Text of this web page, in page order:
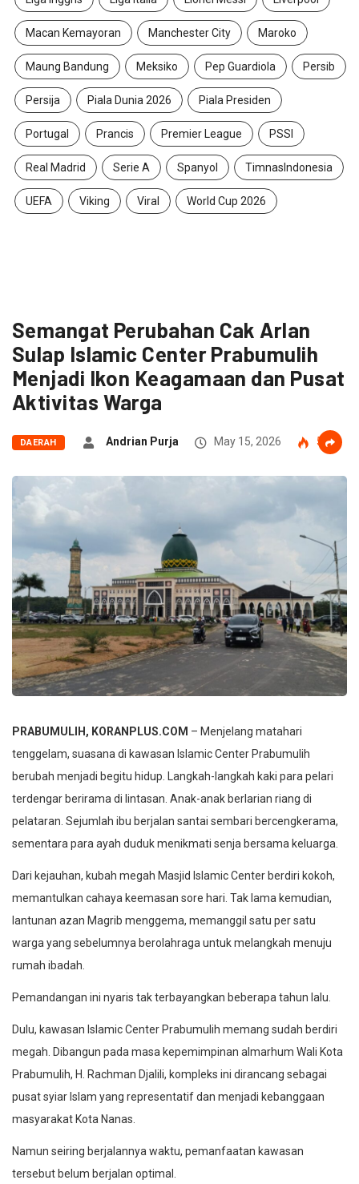
Macan Kemayoran Manchester City Maroko
Maung Bandung Meksiko Pep Guardiola Persib
Persija Piala Dunia 2026 Piala Presiden
Portugal Prancis Premier League PSSI
Real Madrid Serie A Spanyol TimnasIndonesia
UEFA Viking Viral World Cup 2026
Semangat Perubahan Cak Arlan
Sulap Islamic Center Prabumulih
Menjadi Ikon Keagamaan dan Pusat
Aktivitas Warga
DAERAH Andrian Purja May 15, 2026 57
PRABUMULIH, KORANPLUS.COM – Menjelang matahari
tenggelam, suasana di kawasan Islamic Center Prabumulih
berubah menjadi begitu hidup. Langkah-langkah kaki para pelari
terdengar berirama di lintasan. Anak-anak berlarian riang di
pelataran. Sejumlah ibu berjalan santai sembari bercengkerama,
sementara para ayah duduk menikmati senja bersama keluarga.
Dari kejauhan, kubah megah Masjid Islamic Center berdiri kokoh,
memantulkan cahaya keemasan sore hari. Tak lama kemudian,
lantunan azan Magrib menggema, memanggil satu per satu
warga yang sebelumnya berolahraga untuk melangkah menuju
rumah ibadah.
Pemandangan ini nyaris tak terbayangkan beberapa tahun lalu.
Dulu, kawasan Islamic Center Prabumulih memang sudah berdiri
megah. Dibangun pada masa kepemimpinan almarhum Wali Kota
Prabumulih, H. Rachman Djalili, kompleks ini dirancang sebagai
pusat syiar Islam yang representatif dan menjadi kebanggaan
masyarakat Kota Nanas.
Namun seiring berjalannya waktu, pemanfaatan kawasan
tersebut belum berjalan optimal.